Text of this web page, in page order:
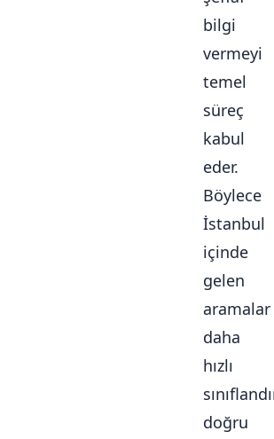
bilgi
vermeyi
temel
süreç
kabul
eder.
Böylece
İstanbul
içinde
gelen
aramalar
daha
hızlı
doğru